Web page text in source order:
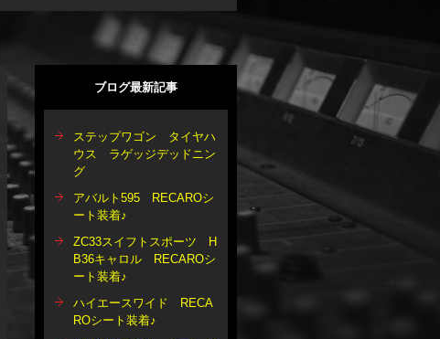
ブログ最新記事
ステップワゴン タイヤハ
ウス ラゲッジデッドニン
グ
アバルト595 RECAROシ
ート装着♪
ZC33スイフトスポーツ H
B36キャロル RECAROシ
ート装着♪
ハイエースワイド RECA
ROシート装着♪